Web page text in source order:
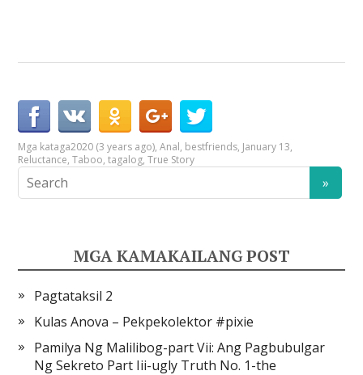
Mga kataga2020 (3 years ago),Anal, bestfriends, January 13,
Reluctance,Taboo,tagalog,True Story
MGA KAMAKAILANG POST
Pagtataksil 2
Kulas Anova – Pekpekolektor #pixie
Pamilya Ng Malilibog-part Vii: Ang Pagbubulgar
Ng Sekreto Part Iii-ugly Truth No. 1-the